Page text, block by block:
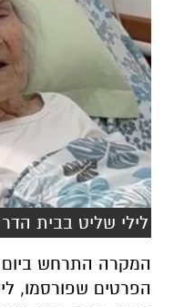
לילי שליט בבית
המקרה התרחש